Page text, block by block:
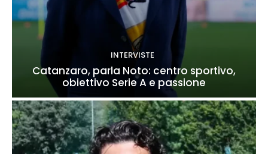
INTERVISTE
Catanzaro, parla Noto: centro sportivo,
obiettivo Serie A e passione